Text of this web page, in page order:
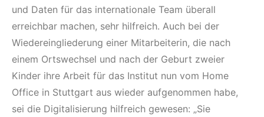
und Daten für das internationale Team überall
erreichbar machen, sehr hilfreich. Auch bei der
Wiedereingliederung einer Mitarbeiterin, die nach
einem Ortswechsel und nach der Geburt zweier
Kinder ihre Arbeit für das Institut nun vom Home
Office in Stuttgart aus wieder aufgenommen habe,
sei die Digitalisierung hilfreich gewesen: „Sie